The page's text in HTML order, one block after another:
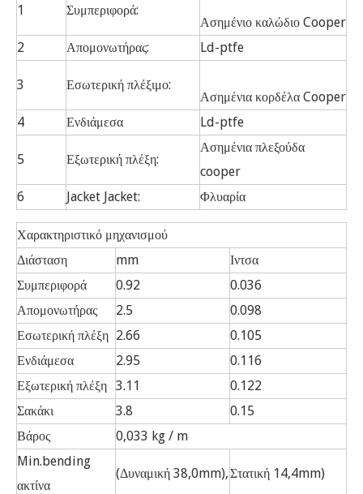
1 Συμπεριφορά:
Ασημένιο καλώδιο Cooper
2
Απομονωτήρας: Ld-ptfe
3 Εσωτερική πλέξιμο:
Ασημένια κορδέλα Cooper
4
Ενδιάμεσα Ld-ptfe
5 Εξωτερική πλέξη:
Ασημένια πλεξούδα
cooper
6
Jacket Jacket: Φλυαρία
Χαρακτηριστικό μηχανισμού
Διάσταση
mm
Ιντσα
Συμπεριφορά
0.92
0.036
Απομονωτήρας
2.5
0.098
Εσωτερική πλέξη 2.66
0.105
Ενδιάμεσα
2.95
0.116
Εξωτερική πλέξη 3.11
0.122
Σακάκι
3.8
0.15
Βάρος
0,033 kg / m
Min.bending
ακτίνα
(Δυναμική 38,0mm),Στατική 14,4mm)